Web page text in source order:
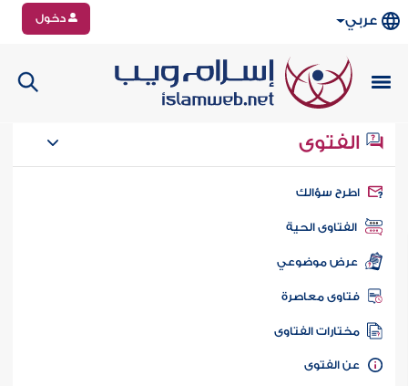
عربي دخول
الفتوى
سؤالك
الفتاوى الحية
عرض موضوعي
فتاوى معاصرة
مختارات الفتاوى